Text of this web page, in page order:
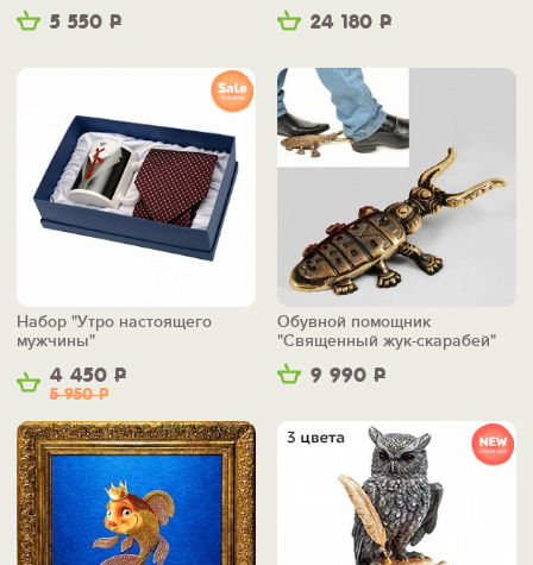
5 550 Р
24 180 Р
4 450 Р
5 950Р
Набор "Утро настоящего
мужчины"
9 990 Р
Обувной помощник
"Священный жук-скарабей"